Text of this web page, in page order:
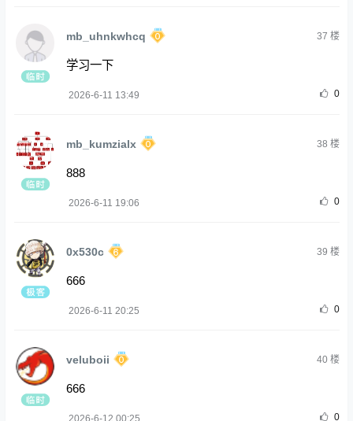
mb_uhnkwhcq 37 楼
学习一下
2026-6-11 13:49 0
mb_kumzialx 38 楼
888
2026-6-11 19:06 0
0x530c 39 楼
666
2026-6-11 20:25 0
veluboii 40楼
666
0